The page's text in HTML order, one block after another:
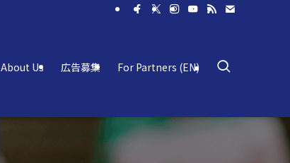
About Us 広告募集 For Partners (EN)